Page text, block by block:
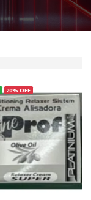
20% OFF